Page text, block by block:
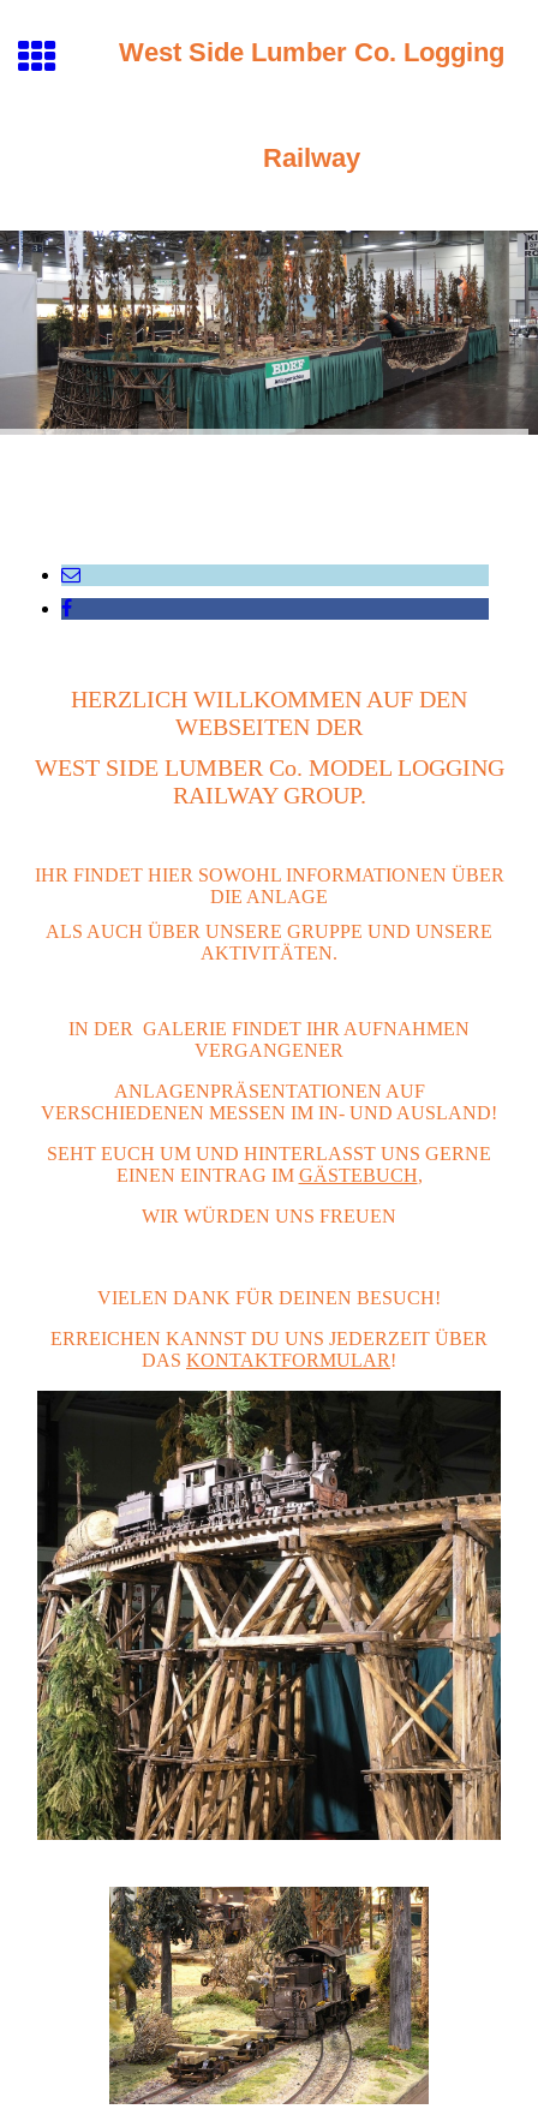
West Side Lumber Co. Logging
Railway
HERZLICH WILLKOMMEN AUF DEN
WEBSEITEN DER
WEST SIDE LUMBER Co. MODEL LOGGING
RAILWAY GROUP.
IHR FINDET HIER SOWOHL INFORMATIONEN ÜBER
DIE ANLAGE
ALS AUCH ÜBER UNSERE GRUPPE UND UNSERE
AKTIVITÄTEN.
IN DER GALERIE FINDET IHR AUFNAHMEN
VERGANGENER
ANLAGENPRÄSENTATIONEN AUF
VERSCHIEDENEN MESSEN IM IN- UND AUSLAND!
SEHT EUCH UM UND HINTERLASST UNS GERNE
EINEN EINTRAG IM GÄSTEBUCH,
WIR WÜRDEN UNS FREUEN
VIELEN DANK FÜR DEINEN BESUCH!
ERREICHEN KANNST DU UNS JEDERZEIT ÜBER
DAS KONTAKTFORMULAR!